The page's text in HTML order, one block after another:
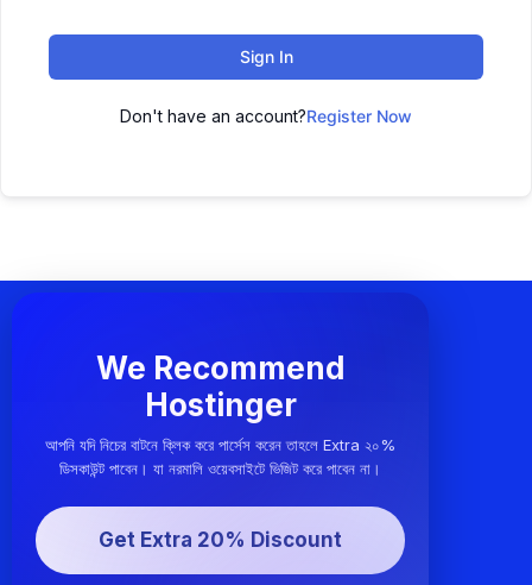
Sign In
Don't have an account?Register Now
We Recommend
Hostinger
আপনি যদি নিচের বাটনে ক্লিক করে পার্সেস করেন তাহলে Extra ২০%
ডিসকাউন্ট পাবেন। যা নরমালি ওয়েবসাইটে ভিজিট করে পাবেন না।
Get Extra 20% Discount